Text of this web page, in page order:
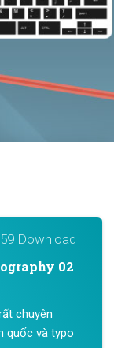
Download
02
chuyên
quốc và typo